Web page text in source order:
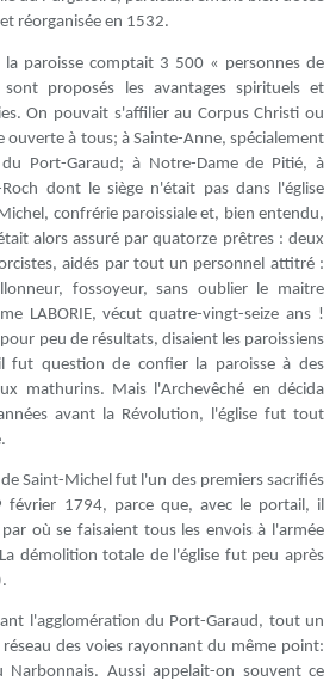
réorganisée en 1532.
paroisse comptait 3 500 « personnes de
sont proposés les avantages spirituels et
On pouvait s'affilier au Corpus Christi ou
ouverte à tous; à Sainte-Anne, spécialement
Port-Garaud; à Notre-Dame de Pitié, à
Roch dont le siège n'était pas dans l'église
confrérie paroissiale et, bien entendu,
alors assuré par quatorze prêtres : deux
aidés par tout un personnel attitré :
fossoyeur, sans oublier le maitre
LABORIE, vécut quatre-vingt-seize ans !
peu de résultats, disaient les paroissiens
fut question de confier la paroisse à des
mathurins. Mais l'Archevêché en décida
avant la Révolution, l'église fut tout
Saint-Michel fut l'un des premiers sacrifiés
1794, parce que, avec le portail, il
où se faisaient tous les envois à l'armée
démolition totale de l'église fut peu après
l'agglomération du Port-Garaud, tout un
des voies rayonnant du même point:
Narbonnais. Aussi appelait-on souvent ce